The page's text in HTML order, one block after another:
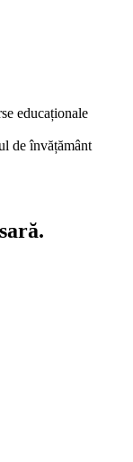
educaționale
de învățământ